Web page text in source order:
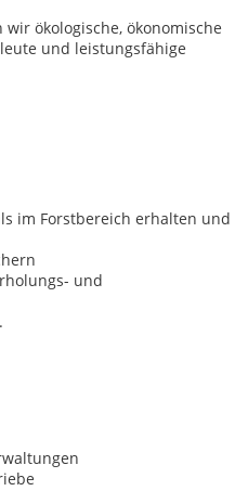
ökologische, ökonomische
und leistungsfähige
im Forstbereich erhalten und
und